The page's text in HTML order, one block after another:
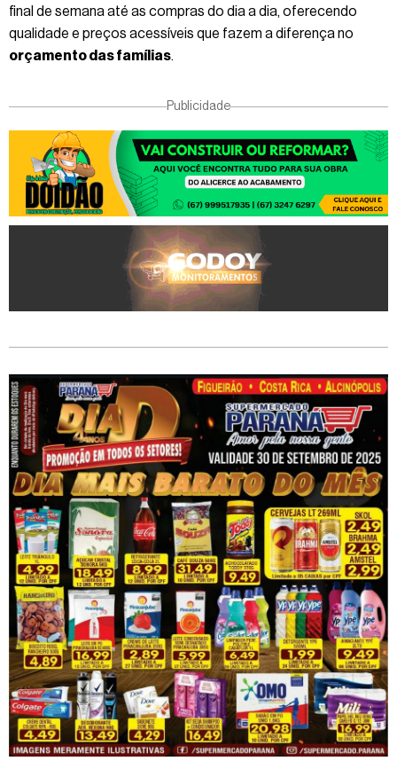
final de semana até as compras do dia a dia, oferecendo
qualidade e preços acessíveis que fazem a diferença no
orçamento das famílias.
Publicidade